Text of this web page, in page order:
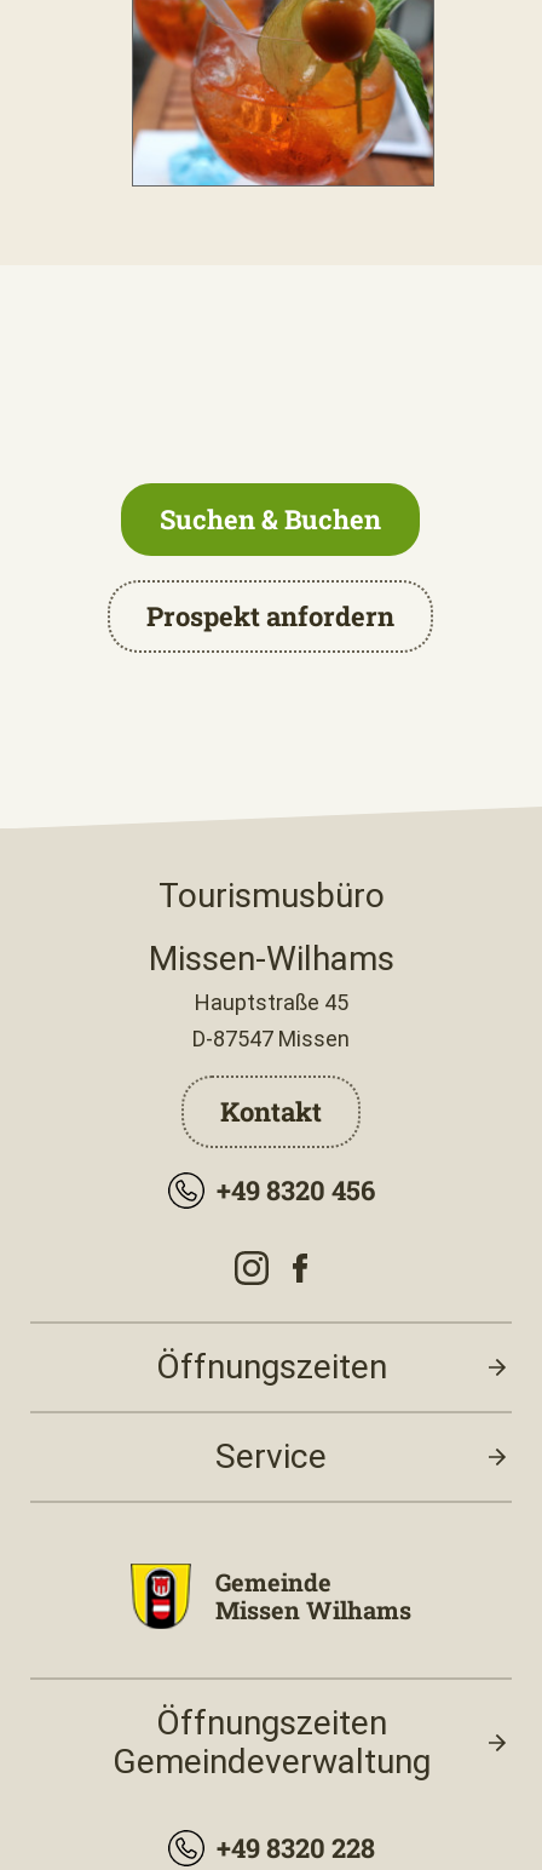
Suchen & Buchen
Prospekt anfordern
Tourismusbüro
Missen-Wilhams
Hauptstraße 45
D-87547 Missen
Kontakt
+49 8320 456
Öffnungszeiten
Service
Gemeinde
Missen Wilhams
Öffnungszeiten
Gemeindeverwaltung
+49 8320 228